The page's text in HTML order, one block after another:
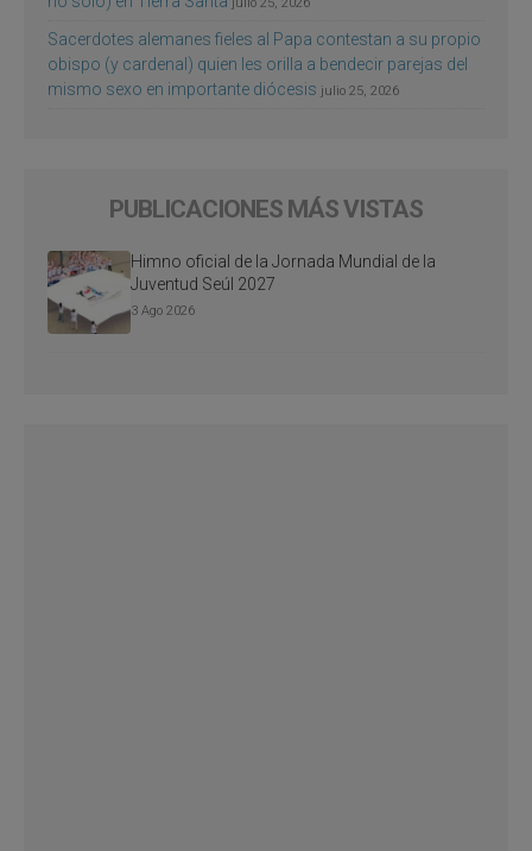
julio 25, 2026
Sacerdotes alemanes fieles al Papa contestan a su propio
obispo (y cardenal) quien les orilla a bendecir parejas del
mismo sexo en importante diócesis julio 25, 2026
PUBLICACIONES MÁS VISTAS
Himno oficial de la Jornada Mundial de la
Juventud Seúl 2027
3 Ago 2026